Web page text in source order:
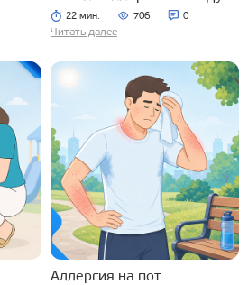
22 мин. 706 0
Читать далее
Аллергия на пот